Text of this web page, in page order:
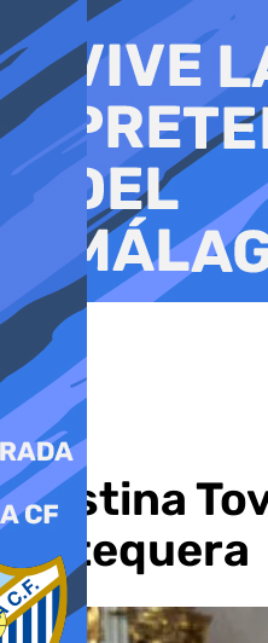
al
contenido
Cristina
Antequera